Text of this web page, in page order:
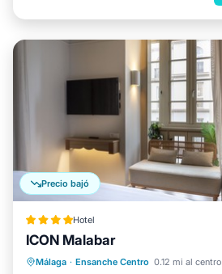
Precio bajó
Hotel
ICON Malabar
Málaga · Ensanche Centro 0.12 mi al centro
Desayuno
Cocina